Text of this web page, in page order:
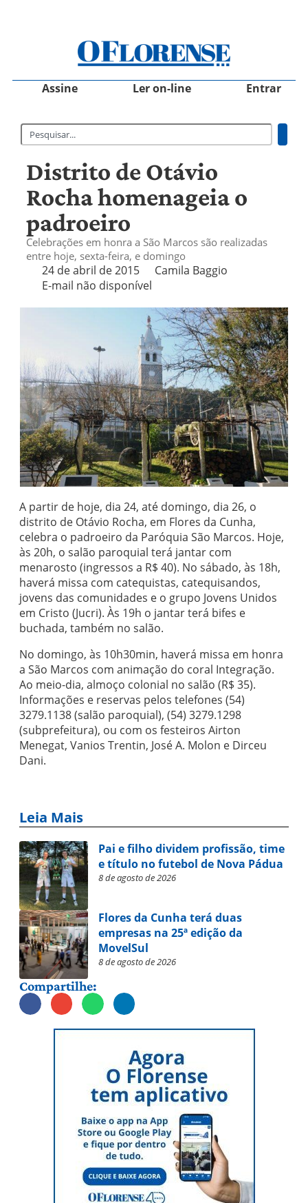
Assine Ler on-line Entrar
Distrito de Otávio
Rocha homenageia o
padroeiro
Celebrações em honra a São Marcos são realizadas
entre hoje, sexta-feira, e domingo
24 de abril de 2015
Camila Baggio
E-mail não disponível
A partir de hoje, dia 24, até domingo, dia 26, o
distrito de Otávio Rocha, em Flores da Cunha,
celebra o padroeiro da Paróquia São Marcos. Hoje,
às 20h, o salão paroquial terá jantar com
menarosto (ingressos a R$ 40). No sábado, às 18h,
haverá missa com catequistas, catequisandos,
jovens das comunidades e o grupo Jovens Unidos
em Cristo (Jucri). Às 19h o jantar terá bifes e
buchada, também no salão.
No domingo, às 10h30min, haverá missa em honra
a São Marcos com animação do coral Integração.
Ao meio-dia, almoço colonial no salão (R$ 35).
Informações e reservas pelos telefones (54)
3279.1138 (salão paroquial), (54) 3279.1298
(subprefeitura), ou com os festeiros Airton
Menegat, Vanios Trentin, José A. Molon e Dirceu
Dani.
Leia Mais
Pai e filho dividem profissão, time
e título no futebol de Nova Pádua
8 de agosto de 2026
Flores da Cunha terá duas
empresas na 25ª edição da
MovelSul
8 de agosto de 2026
Compartilhe: